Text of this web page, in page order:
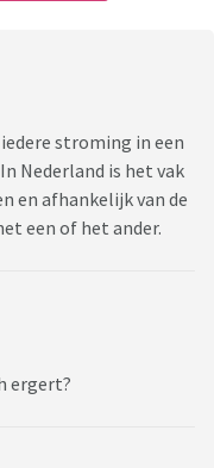
stroming in een
Nederland is het vak
en afhankelijk van de
een of het ander.
ergert?